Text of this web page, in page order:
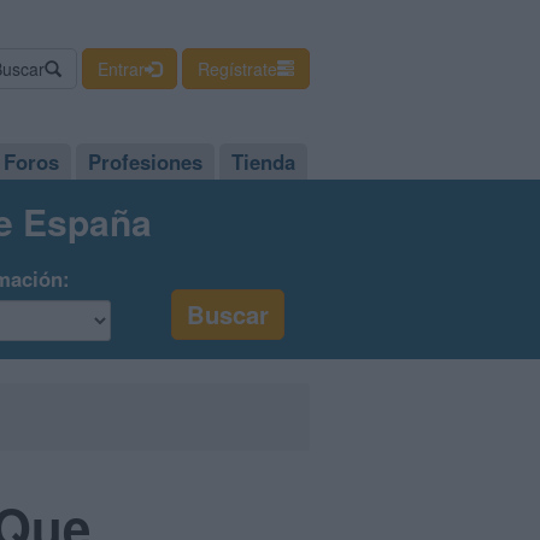
Entrar Regístrate
Foros Profesiones Tienda
España